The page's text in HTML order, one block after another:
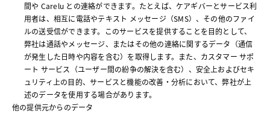
間や Carelu との連絡ができます。たとえば、ケアギバーとサービス利
用者は、相互に電話やテキスト メッセージ（SMS）、その他のファイ
ルの送受信ができます。このサービスを提供することを目的として、
弊社は通話やメッセージ、またはその他の連絡に関するデータ（通信
が発生した日時や内容を含む）を取得します。また、カスタマー サポ
ート サービス（ユーザー間の紛争の解決を含む）、安全上およびセキ
ュリティ上の目的、サービスと機能の改善・分析において、弊社が上
述のデータを使用する場合があります。
他の提供元からのデータ